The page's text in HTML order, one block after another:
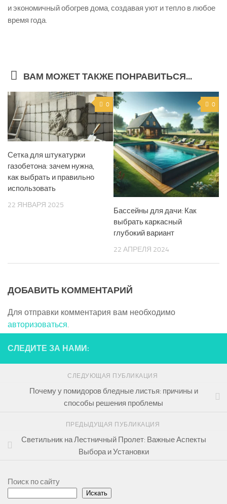
и экономичный обогрев дома, создавая уют и тепло в любое
время года.
ВАМ МОЖЕТ ТАКЖЕ ПОНРАВИТЬСЯ...
0
Сетка для штукатурки
газобетона: зачем нужна,
как выбрать и правильно
использовать
22 ЯНВАРЯ 2025
0
Бассейны для дачи: Как
выбрать каркасный
глубокий вариант
22 АПРЕЛЯ 2024
ДОБАВИТЬ КОММЕНТАРИЙ
Для отправки комментария вам необходимо
авторизоваться.
СЛЕДИТЕ ЗА НАМИ:
СЛЕДУЮЩАЯ ПУБЛИКАЦИЯ
Почему у помидоров бледные листья: причины и
способы решения проблемы
ПРЕДЫДУЩАЯ ПУБЛИКАЦИЯ
Светильник на Лестничный Пролет: Важные Аспекты
Выбора и Установки
Поиск по сайту
Искать